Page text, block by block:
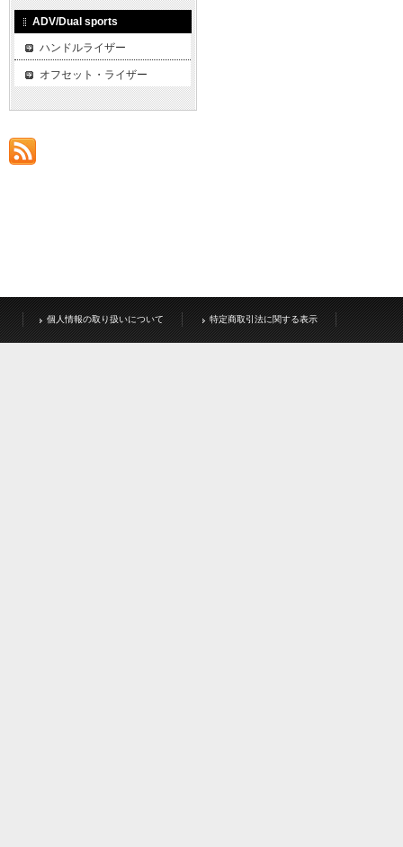
ADV/Dual sports
ハンドルライザー
オフセット・ライザー
個人情報の取り扱いについて 特定商取引法に関する表示